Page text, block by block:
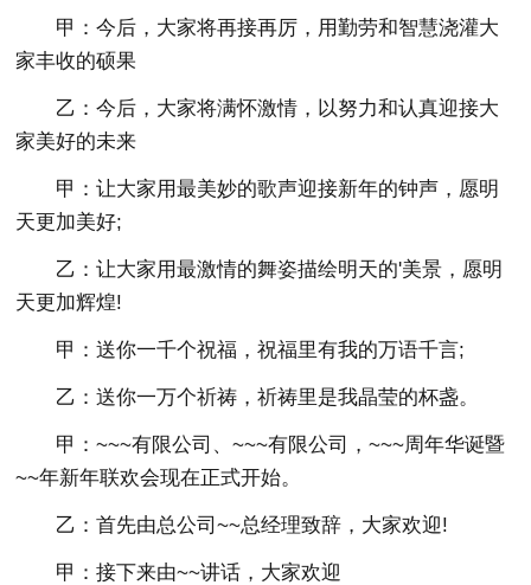
甲：今后，大家将再接再厉，用勤劳和智慧浇灌大
家丰收的硕果
乙：今后，大家将满怀激情，以努力和认真迎接大
家美好的未来
甲：让大家用最美妙的歌声迎接新年的钟声，愿明
天更加美好;
乙：让大家用最激情的舞姿描绘明天的'美景，愿明
天更加辉煌!
甲：送你一千个祝福，祝福里有我的万语千言;
乙：送你一万个祈祷，祈祷里是我晶莹的杯盏。
甲：~~~有限公司、~~~有限公司，~~~周年华诞暨
~~年新年联欢会现在正式开始。
乙：首先由总公司~~总经理致辞，大家欢迎!
甲：接下来由~~讲话，大家欢迎